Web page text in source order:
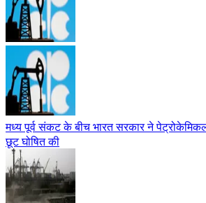
मध्य पूर्व संकट के बीच भारत सरकार ने
छूट घोषित की